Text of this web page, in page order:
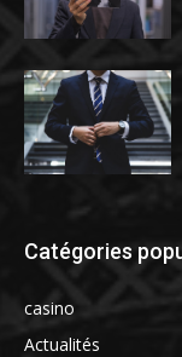
Catégories
casino
Actualités